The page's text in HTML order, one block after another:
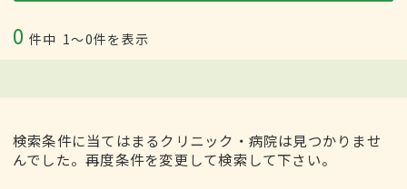
0 件中 1〜0件を表示
検索条件に当てはまるクリニック・病院は見つかりませ
んでした。再度条件を変更して検索して下さい。